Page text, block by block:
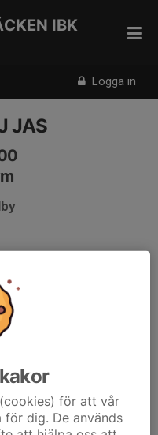
Logga in
IBK
JAS
för att vår
dig. De används